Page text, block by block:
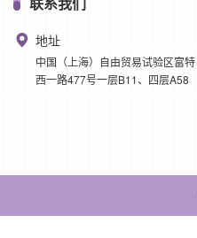
地址
中国（上海）自由贸易试验区富特
西一路477号一层B11、四层A58